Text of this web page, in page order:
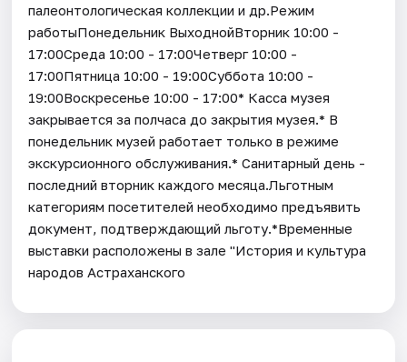
палеонтологическая коллекции и др.Режим
работыПонедельник ВыходнойВторник 10:00 -
17:00Среда 10:00 - 17:00Четверг 10:00 -
17:00Пятница 10:00 - 19:00Суббота 10:00 -
19:00Воскресенье 10:00 - 17:00* Касса музея
закрывается за полчаса до закрытия музея.* В
понедельник музей работает только в режиме
экскурсионного обслуживания.* Санитарный день -
последний вторник каждого месяца.Льготным
категориям посетителей необходимо предъявить
документ, подтверждающий льготу.*Временные
выставки расположены в зале "История и культура
народов Астраханского